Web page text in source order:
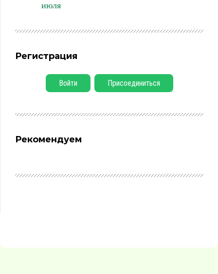
июля
Регистрация
Войти Присоединиться
Рекомендуем